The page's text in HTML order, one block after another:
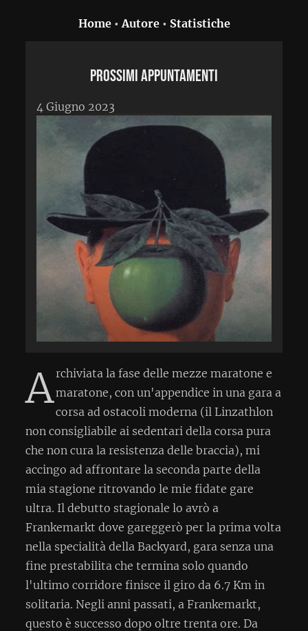
Home•Autore• Statistiche
Prossimi appuntamenti
4 Giugno 2023
A rchiviata la fase delle mezze maratone e
maratone, con un'appendice in una gara a
corsa ad ostacoli moderna (il Linzathlon
non consigliabile ai sedentari della corsa pura
che non cura la resistenza delle braccia), mi
accingo ad affrontare la seconda parte della
mia stagione ritrovando le mie fidate gare
ultra. Il debutto stagionale lo avrò a
Frankemarkt dove gareggerò per la prima volta
nella specialità della Backyard, gara senza una
fine prestabilita che termina solo quando
l'ultimo corridore finisce il giro da 6.7 Km in
solitaria. Negli anni passati, a Frankemarkt,
questo è successo dopo oltre trenta ore. Da